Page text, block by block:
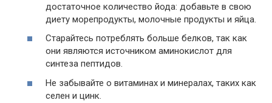
достаточное количество йода: добавьте в свою
диету морепродукты, молочные продукты и яйца.
Старайтесь потреблять больше белков, так как
они являются источником аминокислот для
синтеза пептидов.
Не забывайте о витаминах и минералах, таких как
селен и цинк.